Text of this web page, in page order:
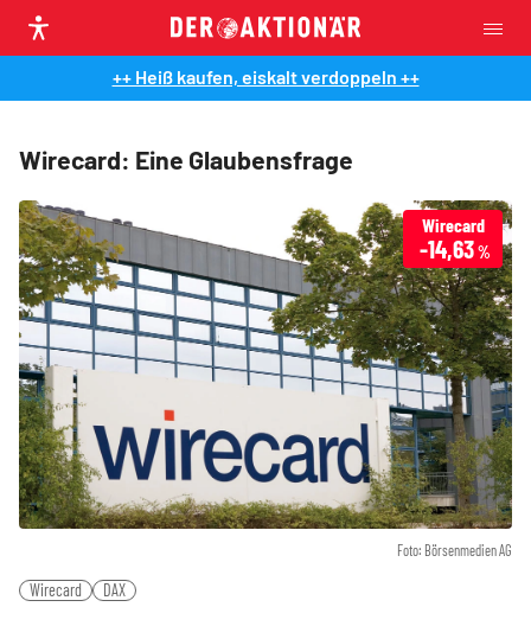
++ Heiß kaufen, eiskalt verdoppeln ++
Wirecard: Eine Glaubensfrage
Foto: Börsenmedien AG
Wirecard
-14,63%
Wirecard DAX